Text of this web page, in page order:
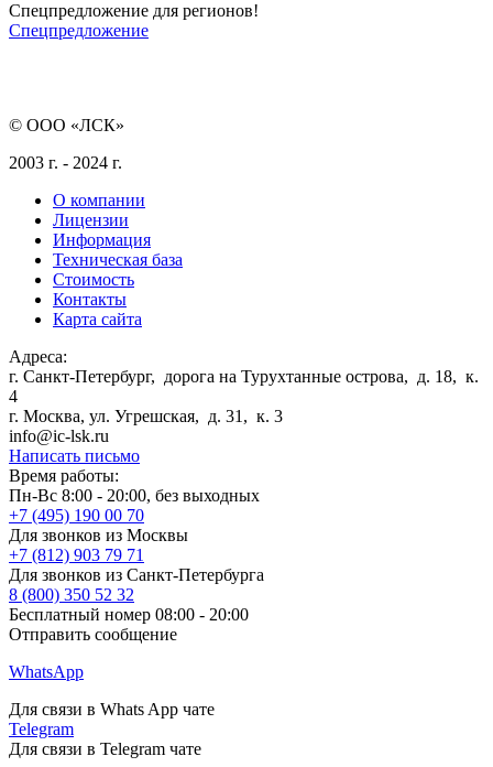
Спецпредложение для регионов!
Спецпредложение
© ООО «ЛСК»
2003 г. - 2024 г.
О компании
Лицензии
Информация
Техническая база
Стоимость
Контакты
Карта сайта
Адреса:
г. Санкт-Петербург, дорога на Турухтанные острова, д. 18, к.
4
г. Москва, ул. Угрешская, д. 31, к. 3
info@ic-lsk.ru
Написать письмо
Время работы:
Пн-Вс 8:00 - 20:00, без выходных
+7 (495) 190 00 70
Для звонков из Москвы
+7 (812) 903 79 71
Для звонков из Санкт-Петербурга
8 (800) 350 52 32
Бесплатный номер 08:00 - 20:00
Отправить сообщение
WhatsApp
Для связи в Whats App чате
Telegram
Для связи в Telegram чате